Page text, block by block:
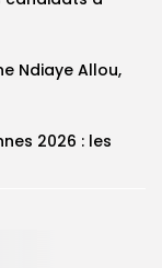
Ndiaye Allou,
2026 : les